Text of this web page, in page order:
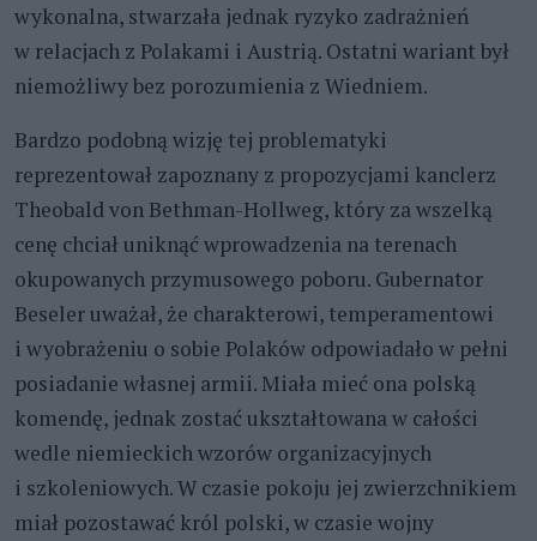
wykonalna, stwarzała jednak ryzyko zadrażnień
w relacjach z Polakami i Austrią. Ostatni wariant był
niemożliwy bez porozumienia z Wiedniem.
Bardzo podobną wizję tej problematyki
reprezentował zapoznany z propozycjami kanclerz
Theobald von Bethman-Hollweg, który za wszelką
cenę chciał uniknąć wprowadzenia na terenach
okupowanych przymusowego poboru. Gubernator
Beseler uważał, że charakterowi, temperamentowi
i wyobrażeniu o sobie Polaków odpowiadało w pełni
posiadanie własnej armii. Miała mieć ona polską
komendę, jednak zostać ukształtowana w całości
wedle niemieckich wzorów organizacyjnych
i szkoleniowych. W czasie pokoju jej zwierzchnikiem
miał pozostawać król polski, w czasie wojny